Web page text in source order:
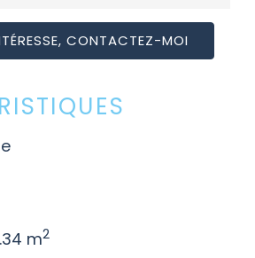
CONTACTEZ-MOI
m2